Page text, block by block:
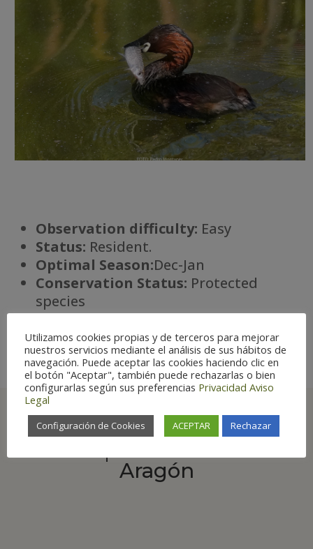
Observation difficulty: Easy
Status: Resident.
Optimal Season:Dec-Jan
Conservation Status: Protected
species
Hábitat:Wetlands
Aragón
Utilizamos cookies propias y de terceros para mejorar
nuestros servicios mediante el análisis de sus hábitos de
navegación. Puede aceptar las cookies haciendo clic en
el botón "Aceptar", también puede rechazarlas o bien
configurarlas según sus preferencias Privacidad Aviso
Legal
Configuración de Cookies ACEPTAR Rechazar